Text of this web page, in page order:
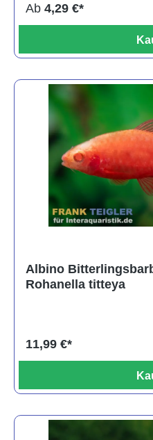
Ab 4,29 €*
Albino
Rohanella titteya
11,99 €*